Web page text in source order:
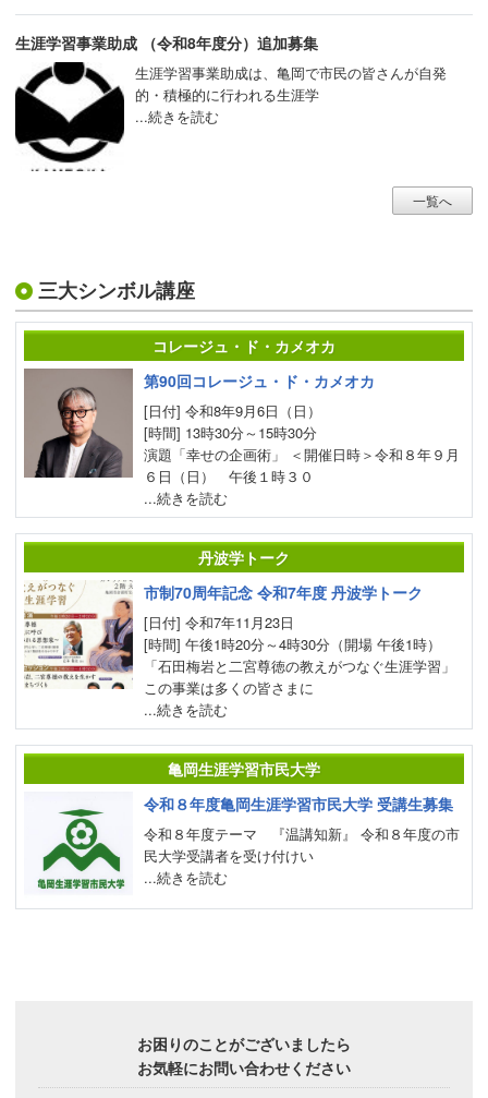
生涯学習事業助成 （令和8年度分）追加募集
生涯学習事業助成は、亀岡で市民の皆さんが自発
的・積極的に行われる生涯学
...続きを読む
一覧へ
三大シンボル講座
コレージュ・ド・カメオカ
第90回コレージュ・ド・カメオカ
[日付] 令和8年9月6日（日）
[時間] 13時30分～15時30分
演題「幸せの企画術」 ＜開催日時＞令和８年９月
６日（日） 午後１時３０
...続きを読む
丹波学トーク
市制70周年記念 令和7年度 丹波学トーク
[日付] 令和7年11月23日
[時間] 午後1時20分～4時30分（開場 午後1時）
「石田梅岩と二宮尊徳の教えがつなぐ生涯学習」
この事業は多くの皆さまに
...続きを読む
亀岡生涯学習市民大学
令和８年度亀岡生涯学習市民大学 受講生募集
令和８年度テーマ 『温講知新』 令和８年度の市
民大学受講者を受け付けい
...続きを読む
お困りのことがございましたら
お気軽にお問い合わせください